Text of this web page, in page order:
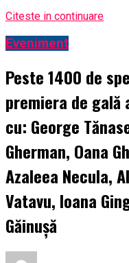
Citeste in continuare
Eveniment
Peste 1400 de
premiera de gală
cu: George
Gherman, Oana
Azaleea Necula,
Vatavu, Ioana
Găinușă